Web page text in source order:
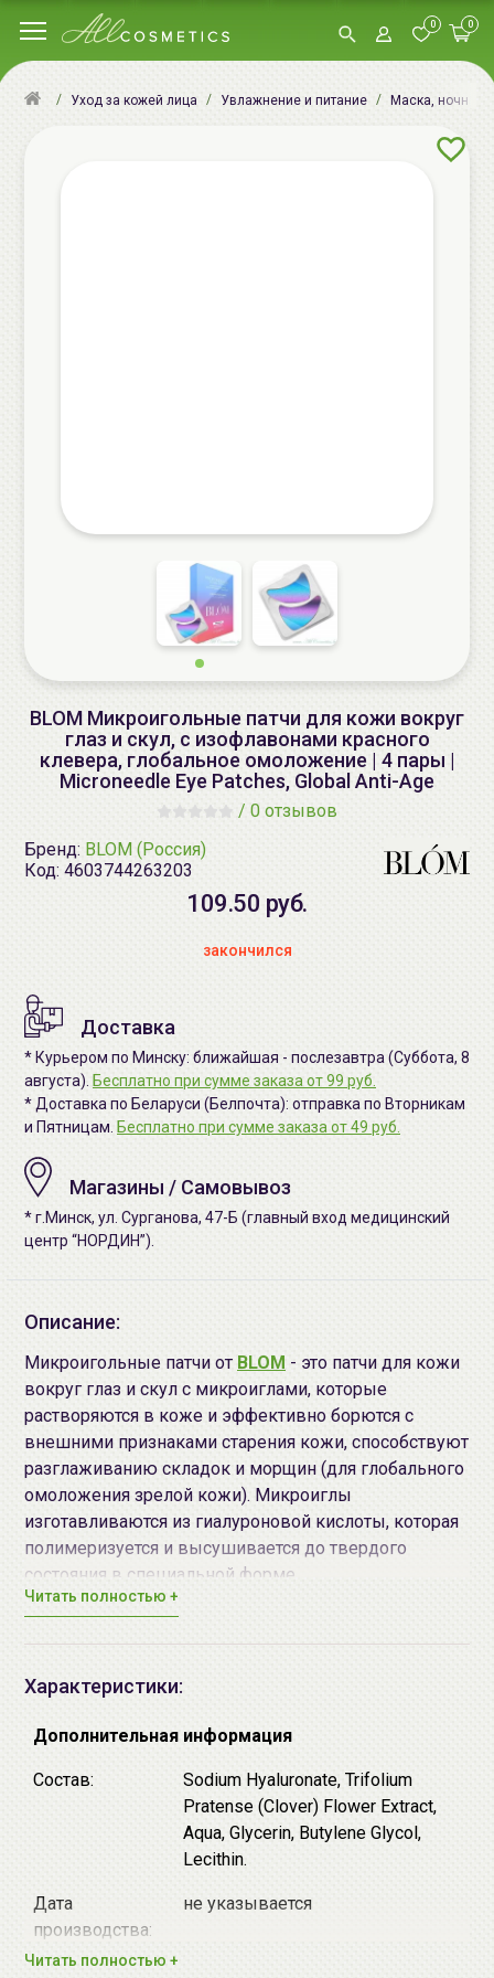
0 0
Уход за кожей лица Увлажнение и питание Маска, ночная
BLOM Микроигольные патчи для кожи вокруг
глаз и скул, с изофлавонами красного
клевера, глобальное омоложение | 4 пары |
Microneedle Eye Patches, Global Anti-Age
/ 0 отзывов
Бренд: BLOM (Россия)
Код: 4603744263203
109.50 руб.
закончился
Доставка
* Курьером по Минску: ближайшая - послезавтра (Суббота, 8
августа). Бесплатно при сумме заказа от 99 руб.
* Доставка по Беларуси (Белпочта): отправка по Вторникам
и Пятницам. Бесплатно при сумме заказа от 49 руб.
Магазины / Самовывоз
* г.Минск, ул. Сурганова, 47-Б (главный вход медицинский
центр “НОРДИН”).
Описание:
Микроигольные патчи от BLOM - это патчи для кожи
вокруг глаз и скул с микроиглами, которые
растворяются в коже и эффективно борются с
внешними признаками старения кожи, способствуют
разглаживанию складок и морщин (для глобального
омоложения зрелой кожи). Микроиглы
изготавливаются из гиалуроновой кислоты, которая
полимеризуется и высушивается до твердого
состояния в специальной форме.
Запатентованная инновационная микроигольная
гиалуроновую кислоту и активные вещества до
микроигл (100шт на 1 см2) обеспечивает
эффективность патчей за счет работы двух
прицельная доставка активных веществ и
интенсивное обеспечение глубоких слоев кожи
увлажняющей и питающей гиалуроновой кислотой;
⇒ механическое воздействие на кожу микроиглами,
вызывающее выработку нового коллагена и
Читать полностью +
Характеристики:
Дополнительная информация
Состав:
Sodium Hyaluronate, Trifolium
Pratense (Clover) Flower Extract,
Aqua, Glycerin, Butylene Glycol,
Lecithin.
Дата
производства:
не указывается
Читать полностью +